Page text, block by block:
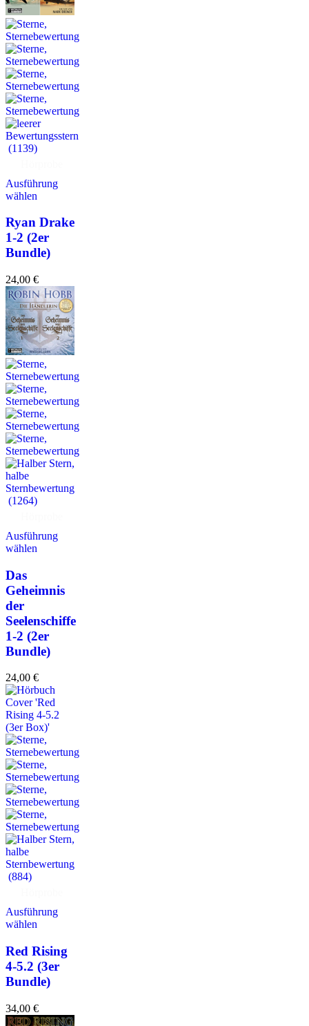
(1139)
Ausführung
wählen
Ryan Drake
1-2 (2er
Bundle)
24,00 €
(1264)
Ausführung
wählen
Das
Geheimnis
der
Seelenschiffe
1-2 (2er
Bundle)
24,00 €
(884)
Ausführung
wählen
Red Rising
4-5.2 (3er
Bundle)
34,00 €